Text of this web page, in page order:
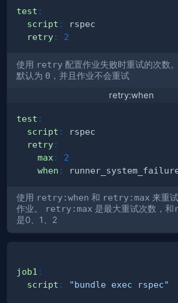
test :
script :
retry: 2
使用 retry 配置作业失败时重试的次数
默认为 0 ，并且作业不会重试
retry:when
test :
script :
retry:
max :
2
when :
使用 retry:when 和 retry:max 来重
作业。
retry:max 是最大重试次数，和
是0、1、2
job1 :
script : "bundle exec rspec"